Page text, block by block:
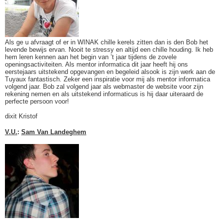
Als ge u afvraagt of er in WINAK chille kerels zitten dan is den Bob het
levende bewijs ervan. Nooit te stressy en altijd een chille houding. Ik heb
hem leren kennen aan het begin van ’t jaar tijdens de zovele
openingsactiviteiten. Als mentor informatica dit jaar heeft hij ons
eerstejaars uitstekend opgevangen en begeleid alsook is zijn werk aan de
Tuyaux fantastisch. Zeker een inspiratie voor mij als mentor informatica
volgend jaar. Bob zal volgend jaar als webmaster de website voor zijn
rekening nemen en als uitstekend informaticus is hij daar uiteraard de
perfecte persoon voor!
dixit Kristof
V.U.: Sam Van Landeghem